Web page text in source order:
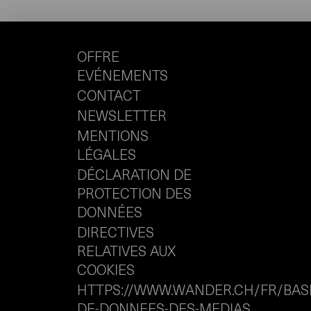
OFFRE
EVÉNEMENTS
CONTACT
NEWSLETTER
MENTIONS
LÉGALES
DÉCLARATION DE
PROTECTION DES
DONNÉES
DIRECTIVES
RELATIVES AUX
COOKIES
HTTPS://WWW.WANDER.CH/FR/